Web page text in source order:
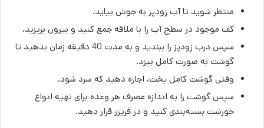
منتظر شوید تا آب زودپز به جوش بیاید.
کف موجود در سطح آب را با ملاقه جمع کنید و بیرون بریزید.
سپس درب زودپز را ببندید و به مدت 40 دقیقه زمان بدهید تا
گوشت به صورت کامل بپزد.
وقتی گوشت کامل پخت، اجازه دهید که سرد شود.
سپس گوشت را به اندازه مصرف هر وعده برای تهیه انواع
خورشت بسته‌بندی کنید و در فریزر قرار دهید.